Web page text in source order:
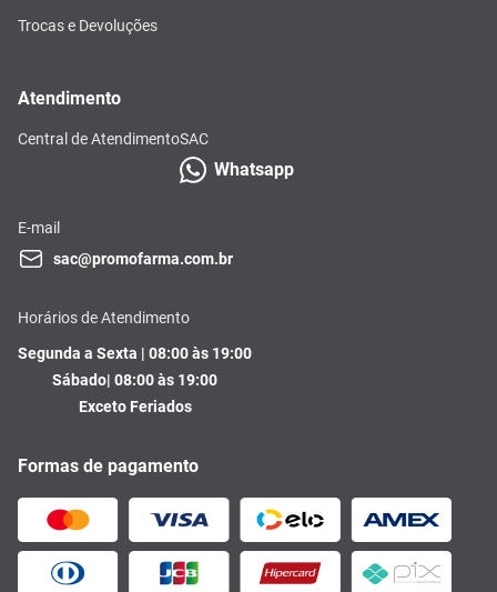
Trocas e Devoluções
Atendimento
Central de AtendimentoSAC
Whatsapp
E-mail
sac@promofarma.com.br
Horários de Atendimento
Segunda a Sexta | 08:00 às 19:00
Sábado| 08:00 às 19:00
Exceto Feriados
Formas de pagamento